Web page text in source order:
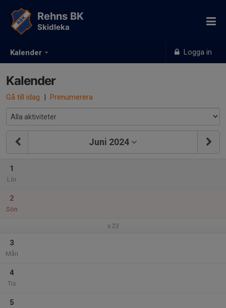
Kalender Logga in
Rehns BK
Skidleka
Kalender
Gå till idag | Prenumerera
Juni 2024
1
Lör
2
Sön
v.23
3
Mån
4
Tis
5